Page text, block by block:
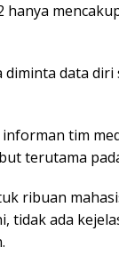
hanya
diminta data
tim
terutama
ribuan
tidak ada